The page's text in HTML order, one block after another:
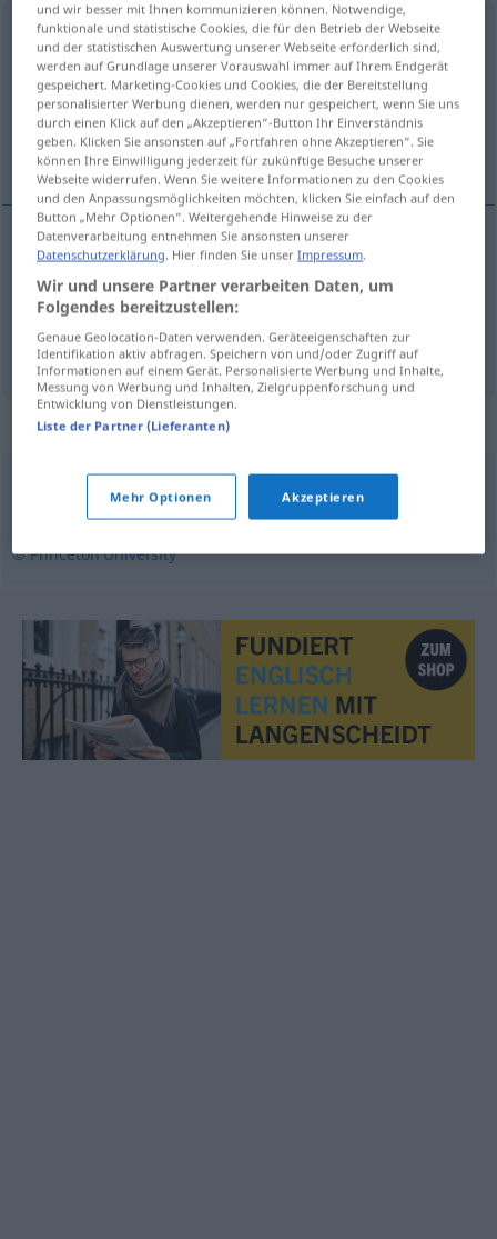
birthday suits UMG
Übersicht aller Übersetzungen
(Für mehr Details die Übersetzung anklicken/antippen)
im Adams-/Evaskostüm
Beispiele
inone’s birthday suit
im Adams-/Evaskostüm
Synonyme für "birthday suit"
altogether
© Princeton University
und wir besser mit Ihnen kommunizieren können. Notwendige,
funktionale und statistische Cookies, die für den Betrieb der Webseite
und der statistischen Auswertung unserer Webseite erforderlich sind,
werden auf Grundlage unserer Vorauswahl immer auf Ihrem Endgerät
gespeichert. Marketing-Cookies und Cookies, die der Bereitstellung
personalisierter Werbung dienen, werden nur gespeichert, wenn Sie uns
durch einen Klick auf den „Akzeptieren“-Button Ihr Einverständnis
geben. Klicken Sie ansonsten auf „Fortfahren ohne Akzeptieren“. Sie
können Ihre Einwilligung jederzeit für zukünftige Besuche unserer
Webseite widerrufen. Wenn Sie weitere Informationen zu den Cookies
und den Anpassungsmöglichkeiten möchten, klicken Sie einfach auf den
Button „Mehr Optionen“. Weitergehende Hinweise zu der
Datenverarbeitung entnehmen Sie ansonsten unserer
Datenschutzerklärung. Hier finden Sie unserImpressum.
Wir und unsere Partner verarbeiten Daten, um
Folgendes bereitzustellen:
Genaue Geolocation-Daten verwenden. Geräteeigenschaften zur
Identifikation aktiv abfragen. Speichern von und/oder Zugriff auf
Informationen auf einem Gerät. Personalisierte Werbung und Inhalte,
Messung von Werbung und Inhalten, Zielgruppenforschung und
Entwicklung von Dienstleistungen.
Liste der Partner (Lieferanten)
Mehr Optionen Akzeptieren